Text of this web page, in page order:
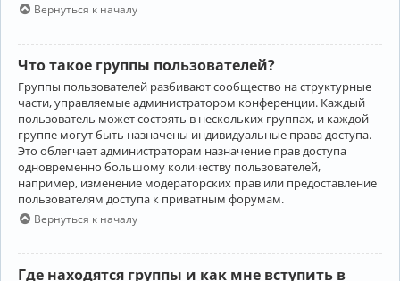
Вернуться к началу
Что такое группы пользователей?
Группы пользователей разбивают сообщество на структурные
части, управляемые администратором конференции. Каждый
пользователь может состоять в нескольких группах, и каждой
группе могут быть назначены индивидуальные права доступа.
Это облегчает администраторам назначение прав доступа
одновременно большому количеству пользователей,
например, изменение модераторских прав или предоставление
пользователям доступа к приватным форумам.
Вернуться к началу
Где находятся группы и как мне вступить в